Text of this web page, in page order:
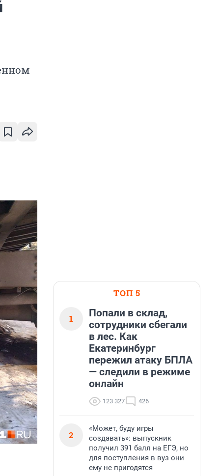
ТОП 5
1
Попали в склад,
сотрудники сбегали
в лес. Как
Екатеринбург
пережил атаку БПЛА
— следили в режиме
онлайн
123 327 426
2
«Может, буду игры
создавать»: выпускник
получил 391 балл на ЕГЭ, но
для поступления в вуз они
ему не пригодятся